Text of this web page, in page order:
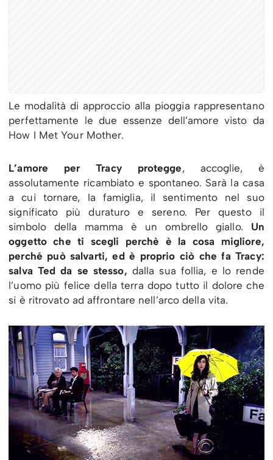
Le modalità di approccio alla pioggia rappresentano
perfettamente le due essenze dell’amore visto da
How I Met Your Mother.
L’amore per Tracy protegge, accoglie, è
assolutamente ricambiato e spontaneo. Sarà la casa
a cui tornare, la famiglia, il sentimento nel suo
significato più duraturo e sereno. Per questo il
simbolo della mamma è un ombrello giallo. Un
oggetto che ti scegli perchè è la cosa migliore,
perché può salvarti, ed è proprio ciò che fa Tracy:
salva Ted da se stesso, dalla sua follia, e lo rende
l’uomo più felice della terra dopo tutto il dolore che
si è ritrovato ad affrontare nell’arco della vita.